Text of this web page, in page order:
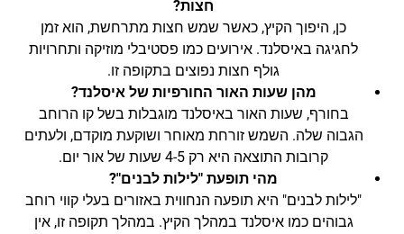
חצות?
כן, היפוך הקיץ, כאשר שמש חצות מתרחשת, הוא זמן
לחגיגה באיסלנד. אירועים כמו פסטיבלי מוזיקה ותחרויות
גולף חצות נפוצים בתקופה זו.
מהן שעות האור החורפיות של איסלנד?
בחורף, שעות האור באיסלנד מוגבלות בשל קו הרוחב
הגבוה שלה. השמש זורחת מאוחר ושוקעת מוקדם, ולעתים
קרובות התוצאה היא רק 4-5 שעות של אור יום.
מהי תופעת "לילות לבנים"?
"לילות לבנים" היא תופעה הנחווית באזורים בעלי קווי רוחב
גבוהים כמו איסלנד במהלך הקיץ. במהלך תקופה זו, אין